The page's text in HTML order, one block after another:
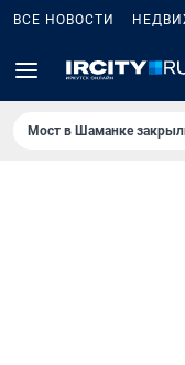
ВСЕ НОВОСТИ
Мост в Шаманке